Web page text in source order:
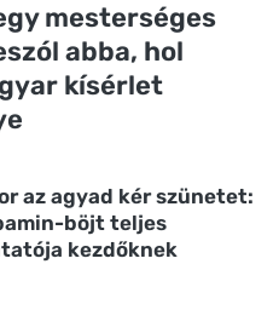
mesterséges
abba, hol
kísérlet
az agyad kér szünetet:
böjt teljes
kezdőknek